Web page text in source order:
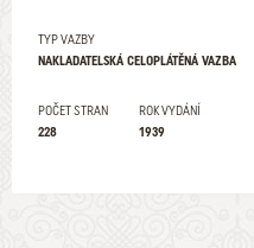
TYP VAZBY
NAKLADATELSKÁ CELOPLÁTĚNÁ VAZBA
POČET STRAN
228
ROK VYDÁNÍ
1939